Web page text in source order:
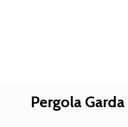
Pergola